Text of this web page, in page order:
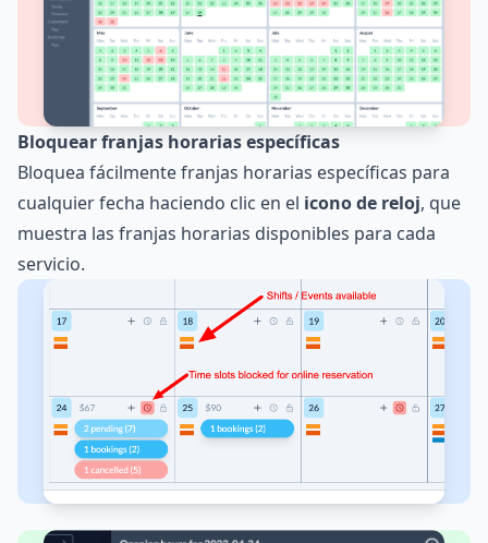
Bloquear franjas horarias específicas
Bloquea fácilmente franjas horarias específicas para
cualquier fecha haciendo clic en el icono de reloj, que
muestra las franjas horarias disponibles para cada
servicio.